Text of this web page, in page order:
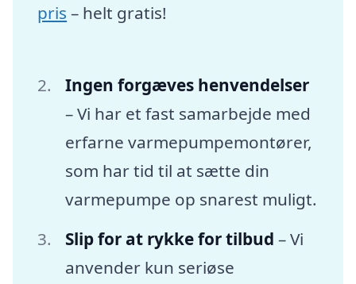
pris – helt gratis!
Ingen forgæves henvendelser
– Vi har et fast samarbejde med
erfarne varmepumpemontører,
som har tid til at sætte din
varmepumpe op snarest muligt.
Slip for at rykke for tilbud – Vi
anvender kun seriøse